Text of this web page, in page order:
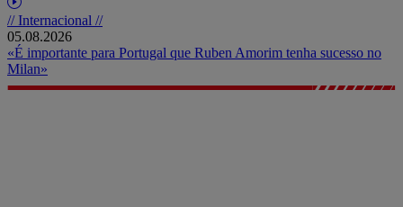
// Internacional //
05.08.2026
«É importante para Portugal que Ruben Amorim tenha sucesso no
Milan»